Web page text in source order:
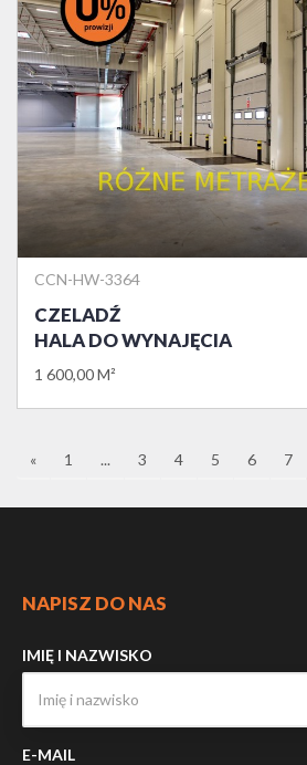
CCN-HW-3364
CZELADŹ
HALA DO WYNAJĘCIA
1 600,00 M²
« 1 ... 3 4 5 6 7
NAPISZ DO NAS
IMIĘ I NAZWISKO
E-MAIL